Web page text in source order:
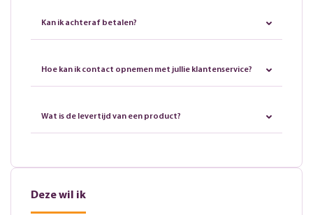
Kan ik achteraf betalen?
Hoe kan ik contact opnemen met jullie klantenservice?
Wat is de levertijd van een product?
Deze wil ik